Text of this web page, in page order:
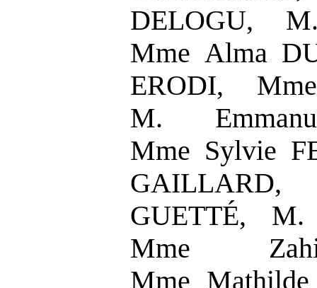
DELOGU,
Mme Alma
ERODI,
M.
Mme Sylvie
GUETTÉ,
Mme
Mme